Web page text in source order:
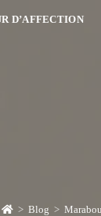
D’AFFECTION
> Blog >